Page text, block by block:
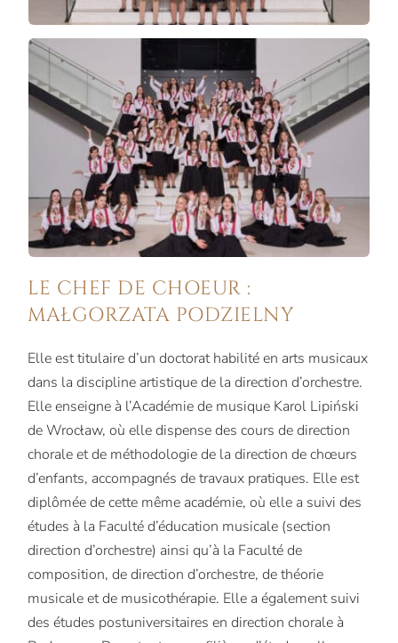
LE CHEF DE CHOEUR :
MAŁGORZATA PODZIELNY
Elle est titulaire d’un doctorat habilité en arts musicaux
dans la discipline artistique de la direction d’orchestre.
Elle enseigne à l’Académie de musique Karol Lipiński
de Wrocław, où elle dispense des cours de direction
chorale et de méthodologie de la direction de chœurs
d’enfants, accompagnés de travaux pratiques. Elle est
diplômée de cette même académie, où elle a suivi des
études à la Faculté d’éducation musicale (section
direction d’orchestre) ainsi qu’à la Faculté de
composition, de direction d’orchestre, de théorie
musicale et de musicothérapie. Elle a également suivi
des études postuniversitaires en direction chorale à